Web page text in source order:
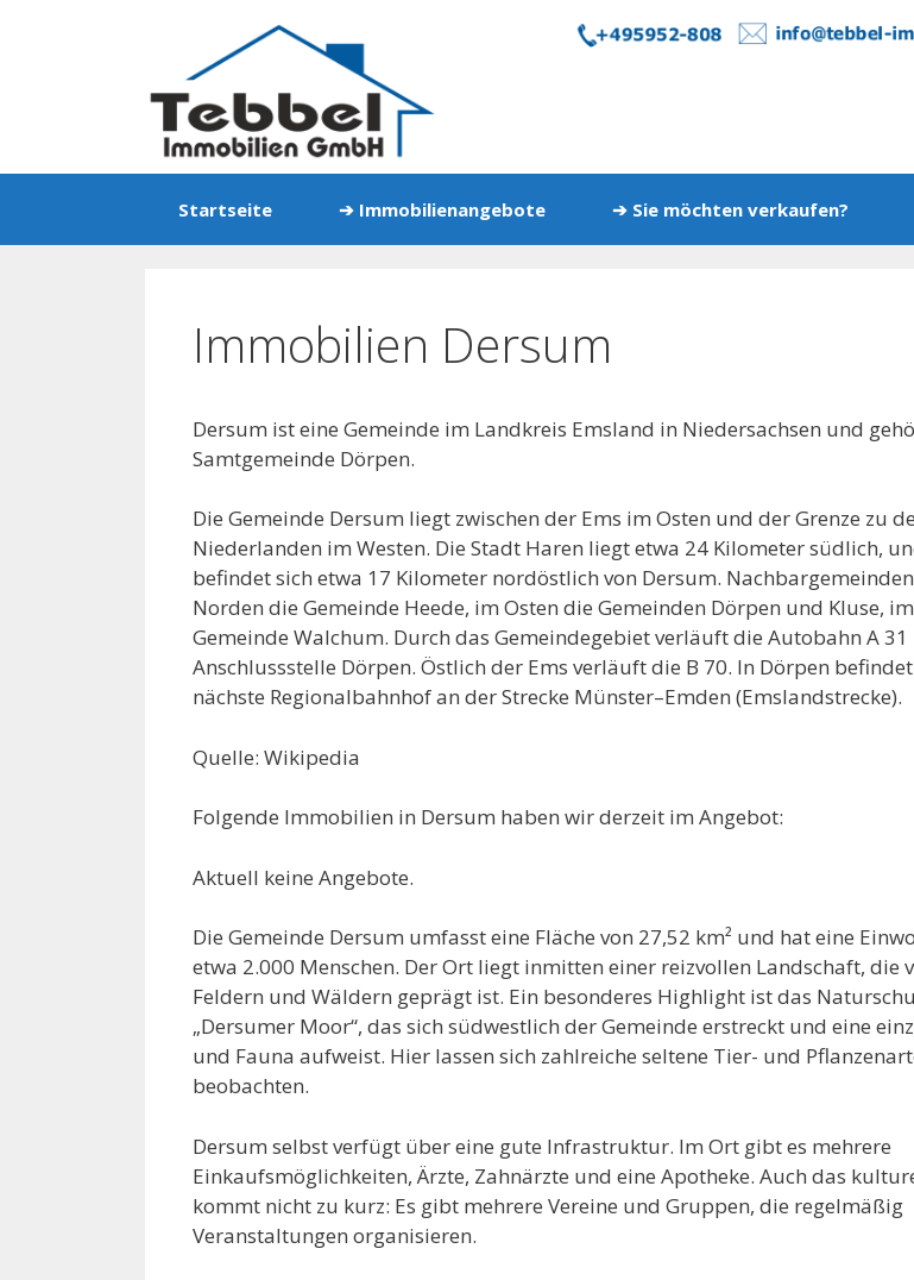
Startseite ➔ Immobilienangebote ➔ Sie möchten verkaufen?
Immobilien Dersum
Dersum ist eine Gemeinde im Landkreis Emsland in Niedersachsen und
Samtgemeinde Dörpen.
Die Gemeinde Dersum liegt zwischen der Ems im Osten und der Grenze zu
Niederlanden im Westen. Die Stadt Haren liegt etwa 24 Kilometer südlich,
befindet sich etwa 17 Kilometer nordöstlich von Dersum.
Norden die Gemeinde Heede, im Osten die Gemeinden Dörpen und Kluse,
Gemeinde Walchum. Durch das Gemeindegebiet verläuft die Autobahn A
Anschlussstelle Dörpen. Östlich der Ems verläuft die B 70. In Dörpen
nächste Regionalbahnhof an der Strecke Münster–Emden (Emslandstrecke).
Quelle: Wikipedia
Folgende Immobilien in Dersum haben wir derzeit im Angebot:
Aktuell keine Angebote.
Die Gemeinde Dersum umfasst eine Fläche von 27,52 km² und hat eine
etwa 2.000 Menschen. Der Ort liegt inmitten einer reizvollen Landschaft, die
Feldern und Wäldern geprägt ist. Ein besonderes Highlight ist das
„Dersumer Moor“, das sich südwestlich der Gemeinde erstreckt und eine
und Fauna aufweist. Hier lassen sich zahlreiche seltene Tier- und
beobachten.
Dersum selbst verfügt über eine gute Infrastruktur. Im Ort gibt es mehrere
Einkaufsmöglichkeiten, Ärzte, Zahnärzte und eine Apotheke. Auch das
kommt nicht zu kurz: Es gibt mehrere Vereine und Gruppen, die regelmäßig
Veranstaltungen organisieren.